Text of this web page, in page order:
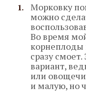
Морковку
можно
Во время
корнеплоды
сразу
вариант,
или
и малую, но